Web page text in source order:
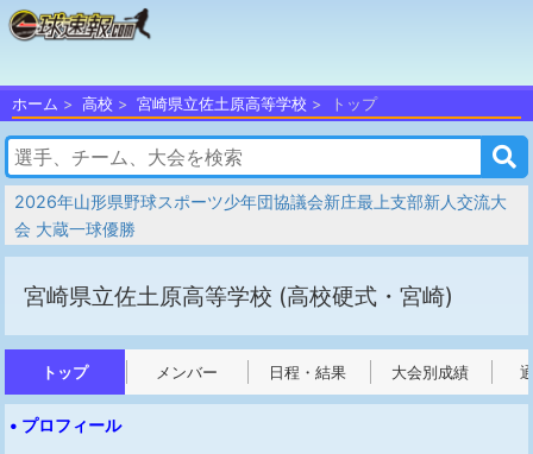
ホーム 高校 宮崎県立佐土原高等学校 トップ
2026年山形県野球スポーツ少年団協議会新庄最上支部新人交流大
会 大蔵一球優勝
宮崎県立佐土原高等学校 (高校硬式・宮崎)
トップ メンバー 日程・結果 大会別成績
• プロフィール